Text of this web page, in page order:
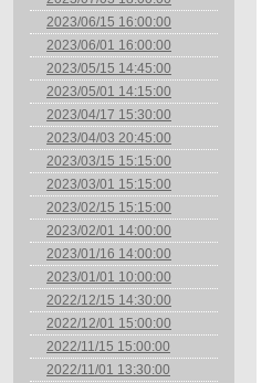
2023/06/15 16:00:00
2023/06/01 16:00:00
2023/05/15 14:45:00
2023/05/01 14:15:00
2023/04/17 15:30:00
2023/04/03 20:45:00
2023/03/15 15:15:00
2023/03/01 15:15:00
2023/02/15 15:15:00
2023/02/01 14:00:00
2023/01/16 14:00:00
2023/01/01 10:00:00
2022/12/15 14:30:00
2022/12/01 15:00:00
2022/11/15 15:00:00
2022/11/01 13:30:00